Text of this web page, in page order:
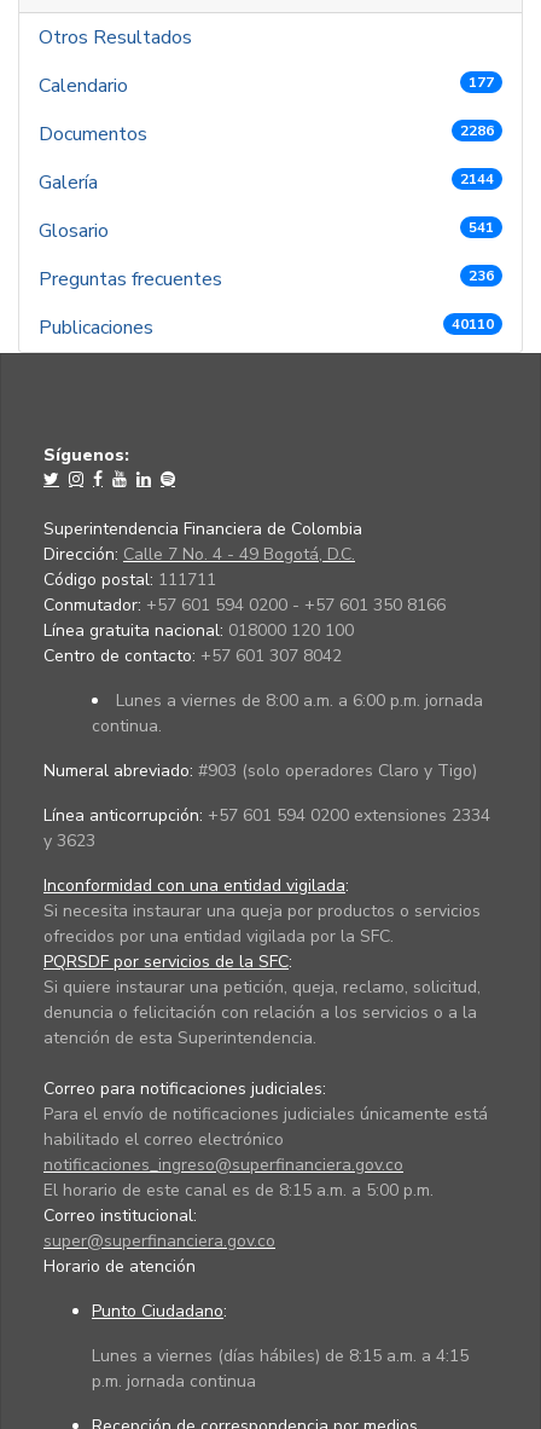
Otros Resultados
Calendario
177
Documentos 2286
Galería 2144
Glosario 541
Preguntas frecuentes 236
Publicaciones 40110
Síguenos:
Superintendencia Financiera de Colombia
Dirección: Calle 7 No. 4 - 49 Bogotá, D.C.
Código postal: 111711
Conmutador: +57 601 594 0200 - +57 601 350 8166
Línea gratuita nacional: 018000 120 100
Centro de contacto: +57 601 307 8042
Lunes a viernes de 8:00 a.m. a 6:00 p.m. jornada
continua.
Numeral abreviado: #903 (solo operadores Claro y Tigo)
Línea anticorrupción: +57 601 594 0200 extensiones 2334
y 3623
Inconformidad con una entidad vigilada:
Si necesita instaurar una queja por productos o servicios
ofrecidos por una entidad vigilada por la SFC.
PQRSDF por servicios de la SFC:
Si quiere instaurar una petición, queja, reclamo, solicitud,
denuncia o felicitación con relación a los servicios o a la
atención de esta Superintendencia.
Correo para notificaciones judiciales:
Para el envío de notificaciones judiciales únicamente está
habilitado el correo electrónico
notificaciones_ingreso@superfinanciera.gov.co
El horario de este canal es de 8:15 a.m. a 5:00 p.m.
Correo institucional:
super@superfinanciera.gov.co
Horario de atención
Punto Ciudadano:
Lunes a viernes (días hábiles) de 8:15 a.m. a 4:15
p.m. jornada continua